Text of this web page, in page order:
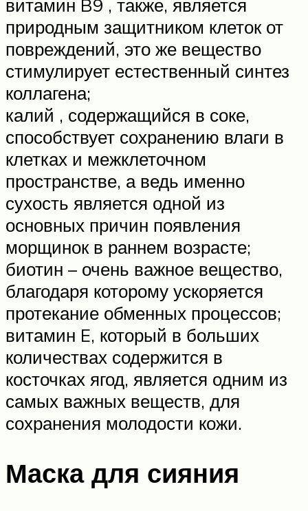
витамин B9 , также, является
природным защитником клеток от
повреждений, это же вещество
стимулирует естественный синтез
коллагена;
калий , содержащийся в соке,
способствует сохранению влаги в
клетках и межклеточном
пространстве, а ведь именно
сухость является одной из
основных причин появления
морщинок в раннем возрасте;
биотин – очень важное вещество,
благодаря которому ускоряется
протекание обменных процессов;
витамин E, который в больших
количествах содержится в
косточках ягод, является одним из
самых важных веществ, для
сохранения молодости кожи.
Маска для сияния